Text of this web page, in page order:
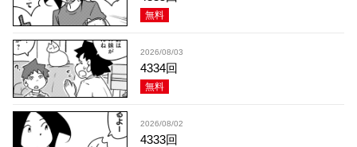
無料
2026/08/03
4334回
無料
2026/08/02
4333回